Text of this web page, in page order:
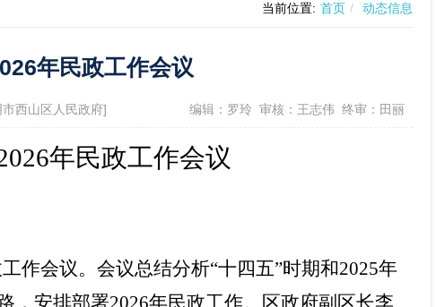
年报 依申请公开
当前位置: 首页 / 动态信息
年民政工作会议
西山区人民政府] 编辑：罗玲 审核：王志伟 终审：田丽
年民政工作会议
作会议。会议总结分析“十四五”时期和2025年
，安排部署2026年民政工作。区政府副区长李